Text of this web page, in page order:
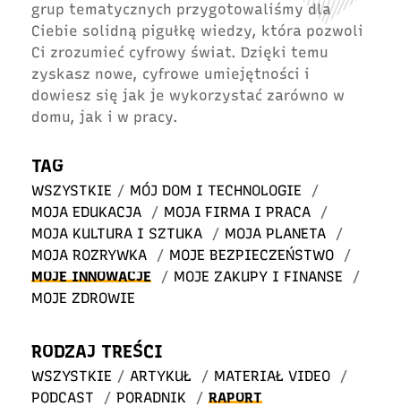
grup tematycznych przygotowaliśmy dla
Ciebie solidną pigułkę wiedzy, która pozwoli
Ci zrozumieć cyfrowy świat. Dzięki temu
zyskasz nowe, cyfrowe umiejętności i
dowiesz się jak je wykorzystać zarówno w
domu, jak i w pracy.
TAG
WSZYSTKIE / MÓJ DOM I TECHNOLOGIE
/
MOJA EDUKACJA
/ MOJA FIRMA I PRACA
/
MOJA KULTURA I SZTUKA
/ MOJA PLANETA
/
MOJA ROZRYWKA
/ MOJE BEZPIECZEŃSTWO
/
MOJE INNOWACJE
/ MOJE ZAKUPY I FINANSE
/
MOJE ZDROWIE
RODZAJ TREŚCI
WSZYSTKIE / ARTYKUŁ / MATERIAŁ VIDEO
/
PODCAST
/ PORADNIK / RAPORT